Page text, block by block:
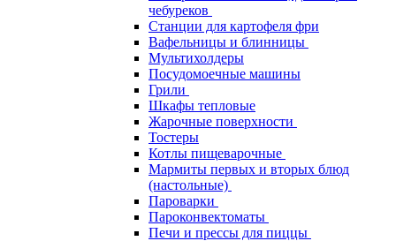
чебуреков
Станции для картофеля фри
Вафельницы и блинницы
Мультихолдеры
Посудомоечные машины
Грили
Шкафы тепловые
Жарочные поверхности
Тостеры
Котлы пищеварочные
Мармиты первых и вторых блюд
(настольные)
Пароварки
Пароконвектоматы
Печи и прессы для пиццы